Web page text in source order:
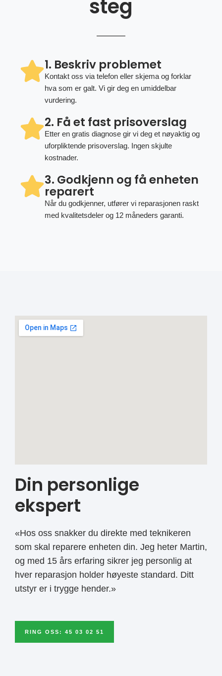
steg
1. Beskriv problemet
Kontakt oss via telefon eller skjema og forklar
hva som er galt. Vi gir deg en umiddelbar
vurdering.
2. Få et fast prisoverslag
Etter en gratis diagnose gir vi deg et nøyaktig og
uforpliktende prisoverslag. Ingen skjulte
kostnader.
3. Godkjenn og få enheten
reparert
Når du godkjenner, utfører vi reparasjonen raskt
med kvalitetsdeler og 12 måneders garanti.
Din personlige
ekspert
«Hos oss snakker du direkte med teknikeren
som skal reparere enheten din. Jeg heter Martin,
og med 15 års erfaring sikrer jeg personlig at
hver reparasjon holder høyeste standard. Ditt
utstyr er i trygge hender.»
RING OSS: 45 03 02 51